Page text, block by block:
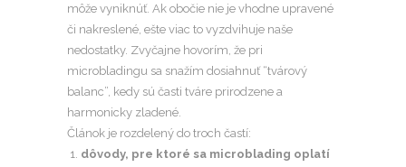
môže vyniknúť. Ak obočie nie je vhodne upravené
či nakreslené, ešte viac to vyzdvihuje naše
nedostatky. Zvyčajne hovorím, že pri
microbladingu sa snažím dosiahnuť “tvárový
balanc”, kedy sú časti tváre prirodzene a
harmonicky zladené.
Článok je rozdelený do troch častí:
dôvody, pre ktoré sa microblading oplatí